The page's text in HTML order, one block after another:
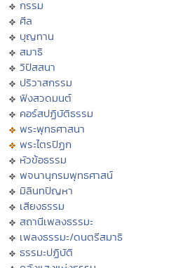
กรรม
ศีล
บุญทาน
สมาธิ
วิปัสสนา
ปริวาสกรรม
ฟังสวดมนต์
คอร์สปฏิบัติธรรม
พระพุทธศาสนา
พระไตรปิฏก
หัวข้อธรรม
พจนานุกรมพุทธศาสน์
มิลินทปัญหา
เสียงธรรม
สถานีเพลงธรรมะ
เพลงธรรมะ/ดนตรีสมาธิ
ธรรมะปฏิบัติ